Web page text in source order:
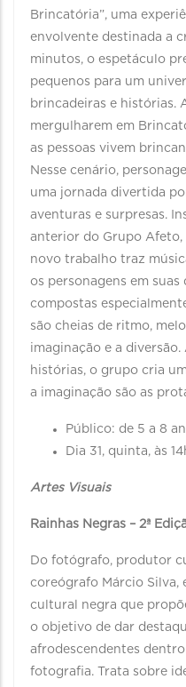
Brincatória”, uma
envolvente destinada a
minutos, o espetáculo
pequenos para um
brincadeiras e histórias.
mergulharem em
as pessoas vivem
Nesse cenário,
uma jornada divertida
aventuras e surpresas.
anterior do Grupo Afeto,
novo trabalho traz
os personagens em suas
compostas
são cheias de ritmo,
imaginação e a diversão.
histórias, o grupo cria
a imaginação são as
Público: de 5 a 8
Dia 31, quinta, às
Artes Visuais
Rainhas Negras – 2ª
Do fotógrafo, produtor
coreógrafo Márcio Silva,
cultural negra que
o objetivo de dar
afrodescendentes
fotografia. Trata sobre